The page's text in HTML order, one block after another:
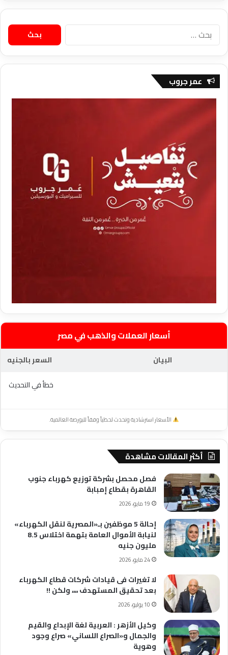
البحث
عن:
عمر جروب
أسعار العملات والذهب في مصر
البيان
السعر بالجنيه
خطأ في التحديث
الأسعار استرشادية وتحدث لحظياً وفقاً للبورصة العالمية.
أكثر المقالات مشاهدة
فصل محصل بشركة توزيع كهرباء جنوب
القاهرة بقطاع إمبابة
19 مايو، 2026
إحالة 5 موظفين بـ«المصرية لنقل الكهرباء»
لنيابة الأموال العامة بتهمة اختلاس 8.5
مليون جنيه
24 مايو، 2026
لا تغيرات فى قيادات شركات قطاع الكهرباء
بعد تحقيق المستهدف ،،،، ولكن !!
10 يوليو، 2026
وكيل الأزهر : العربية لغة الإبداع والقيم
والجمال و«الصراع اللساني» صراع وجود
وهوية